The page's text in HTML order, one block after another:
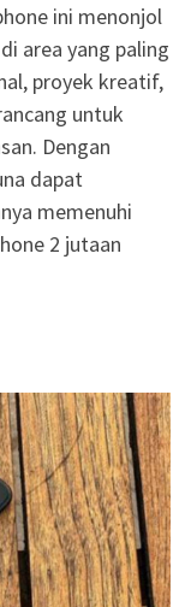
ini menonjol
area yang paling
proyek kreatif,
untuk
Dengan
dapat
memenuhi
2 jutaan